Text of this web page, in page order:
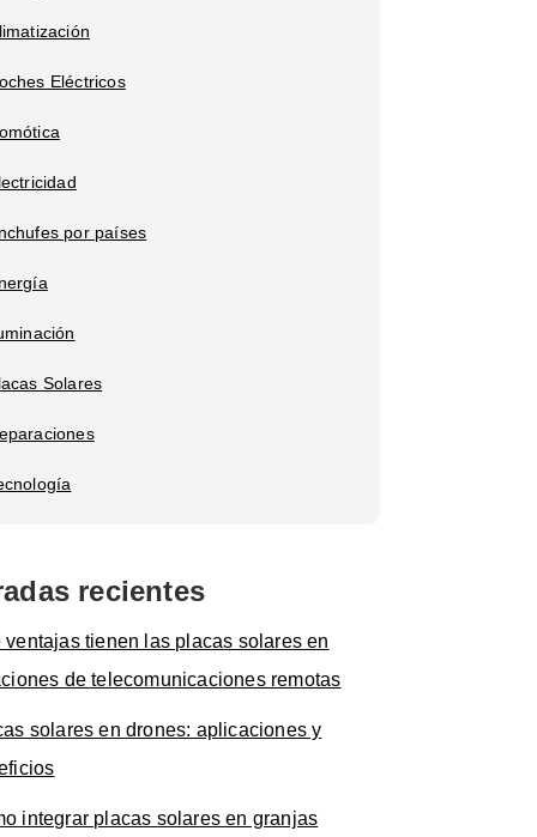
Eléctricos
por países
Solares
recientes
ventajas tienen las placas solares en
de telecomunicaciones remotas
solares en drones: aplicaciones y
integrar placas solares en granjas